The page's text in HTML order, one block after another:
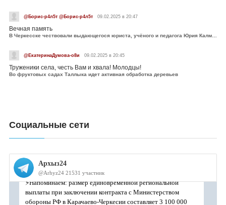
@Борис-р4л5т @Борис-р4л5т 09.02.2025 в 20:47
Вечная память
В Черкесске чествовали выдающегося юриста, учёного и педагога Юрия Калмыкова
@ЕкатеринаДумова-о8и 09.02.2025 в 20:45
Труженики села, честь Вам и хвала! Молодцы!
Во фруктовых садах Таллыка идет активная обработка деревьев
Социальные сети